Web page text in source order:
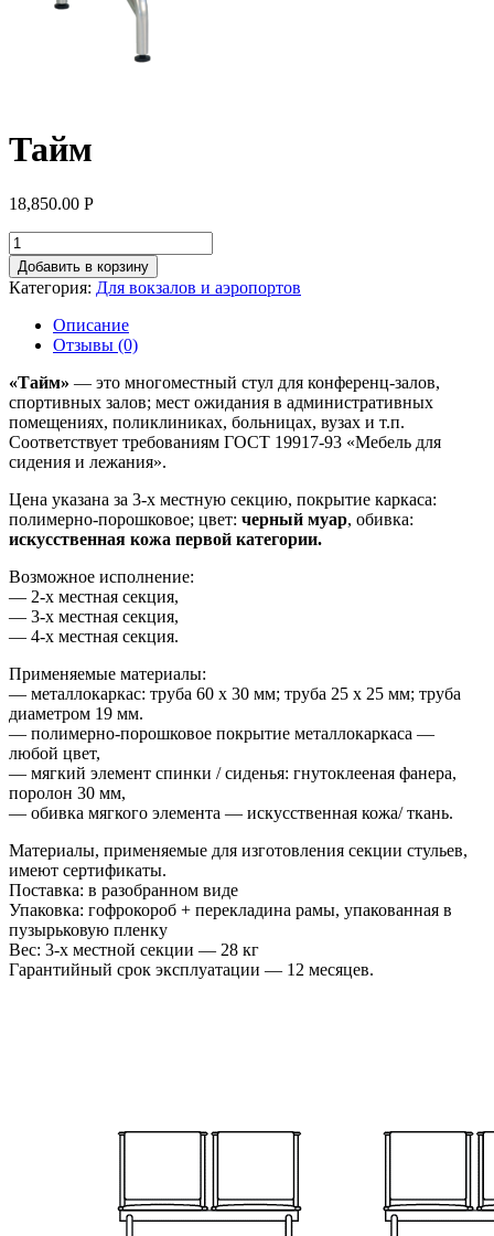
Тайм
18,850.00 Р
Добавить в корзину
Категория: Для вокзалов и аэропортов
Описание
Отзывы (0)
«Тайм» — это многоместный стул для конференц-залов,
спортивных залов; мест ожидания в административных
помещениях, поликлиниках, больницах, вузах и т.п.
Соответствует требованиям ГОСТ 19917-93 «Мебель для
сидения и лежания».
Цена указана за 3-х местную секцию, покрытие каркаса:
полимерно-порошковое; цвет: черный муар, обивка:
искусственная кожа первой категории.
Возможное исполнение:
— 2-х местная секция,
— 3-х местная секция,
— 4-х местная секция.
Применяемые материалы:
— металлокаркас: труба 60 х 30 мм; труба 25 х 25 мм; труба
диаметром 19 мм.
— полимерно-порошковое покрытие металлокаркаса —
любой цвет,
— мягкий элемент спинки / сиденья: гнутоклееная фанера,
поролон 30 мм,
— обивка мягкого элемента — искусственная кожа/ ткань.
Материалы, применяемые для изготовления секции стульев,
имеют сертификаты.
Поставка: в разобранном виде
Упаковка: гофрокороб + перекладина рамы, упакованная в
пузырьковую пленку
Вес: 3-х местной секции — 28 кг
Гарантийный срок эксплуатации — 12 месяцев.